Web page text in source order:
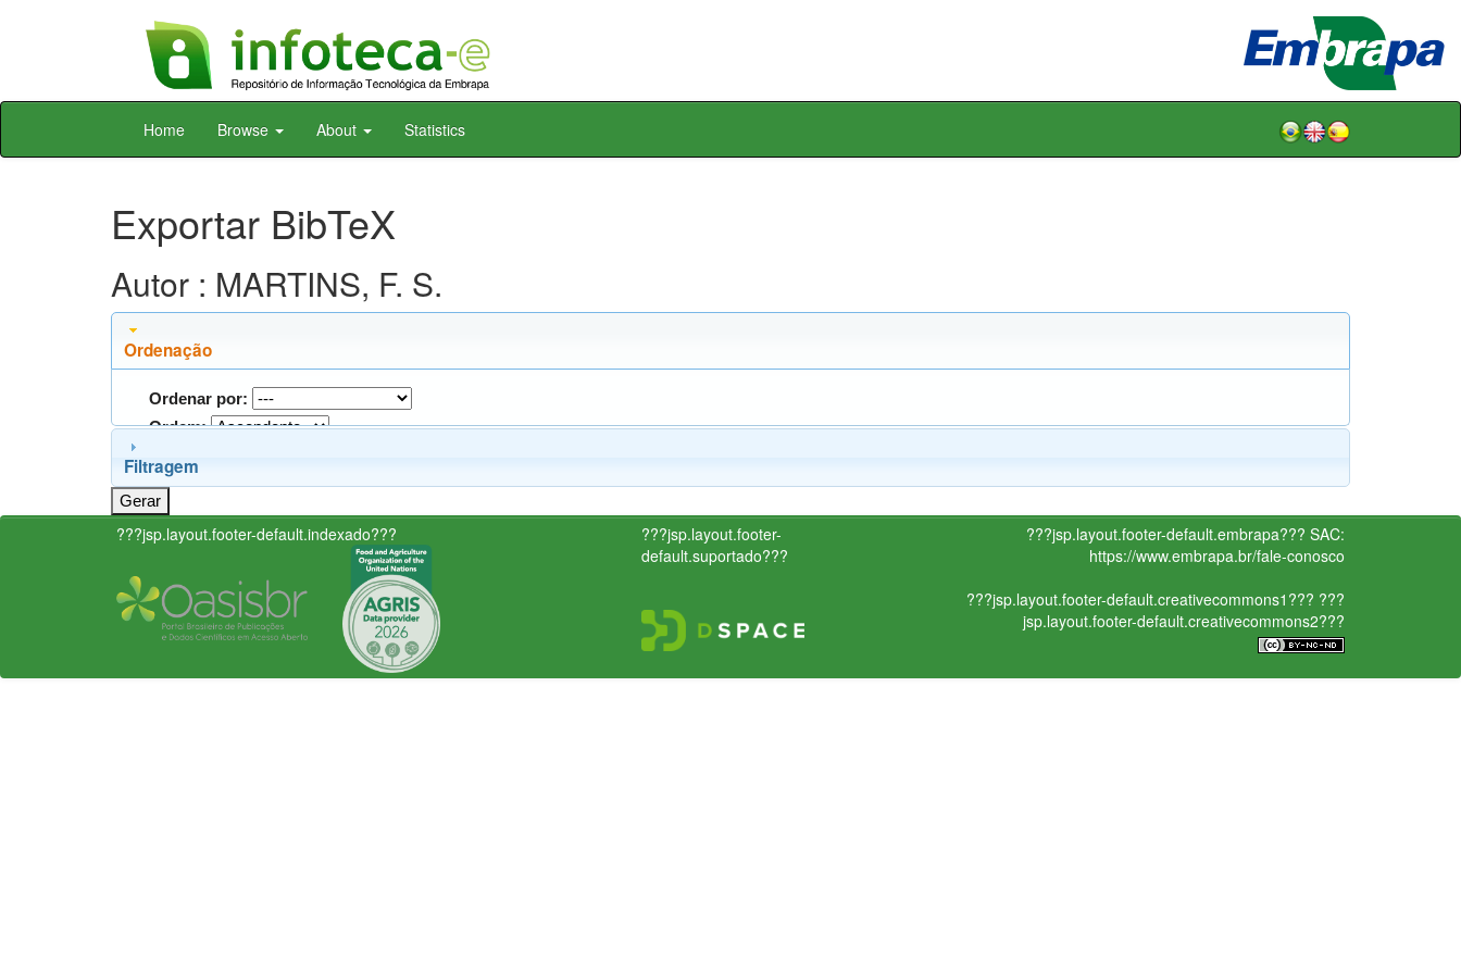
Skip
Home Browse About Statistics
Exportar BibTeX
Autor : MARTINS, F. S.
Ordenação
Ordenar por:
Ordem:
Filtragem
???jsp.layout.footer-default.indexado???
???jsp.layout.footer-
default.suportado???
???jsp.layout.footer-default.embrapa??? SAC:
https://www.embrapa.br/fale-conosco
???jsp.layout.footer-default.creativecommons1??? ???
jsp.layout.footer-default.creativecommons2???